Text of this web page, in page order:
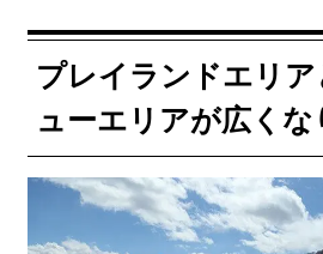
プレイランドエリ
ューエリアが広くな